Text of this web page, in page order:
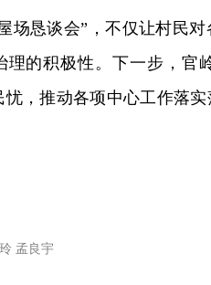
场恳谈会”，不仅让村民
理的积极性。下一步，官
忧，推动各项中心工作落
孟良宇